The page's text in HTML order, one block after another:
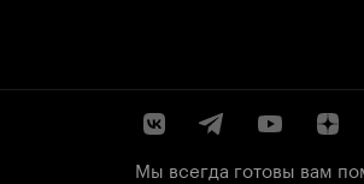
Мы всегда готовы вам